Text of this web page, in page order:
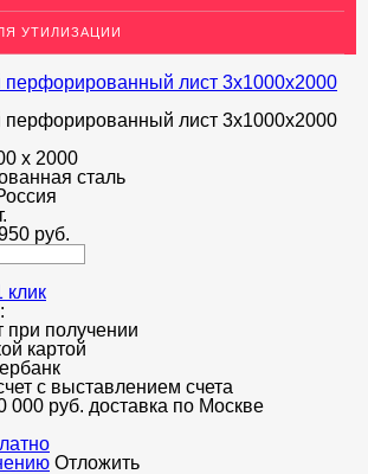
УГОЛОК
ПОРОГИ НАПОЛЬНЫЕ (ДЛЯ ПОЛА),
УТИЛИЗАЦИИ
х 2000
сталь
руб.
клик
при получении
картой
с выставлением счета
000 руб. доставка по Москве
Отложить